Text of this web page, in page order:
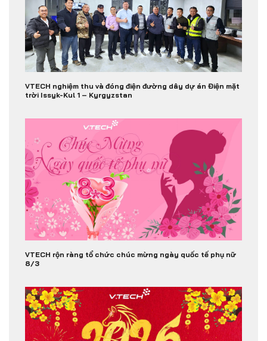
VTECH nghiệm thu và đóng điện đường dây dự án Điện mặt
trời Issyk-Kul 1 – Kyrgyzstan
VTECH rộn ràng tổ chức chúc mừng ngày quốc tế phụ nữ
8/3